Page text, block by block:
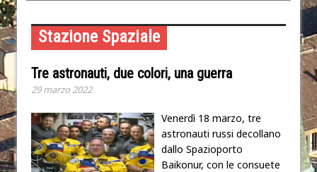
Stazione Spaziale
Tre astronauti, due colori, una guerra
29 marzo 2022
Venerdì 18 marzo, tre
astronauti russi decollano
dallo Spazioporto
Baikonur, con le consuete